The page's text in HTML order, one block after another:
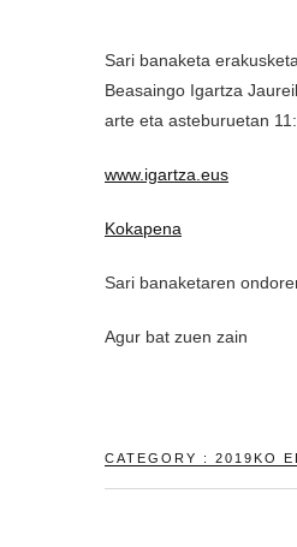
Sari banaketa
Beasaingo Igartza
arte eta asteburuetan
www.igartza.eus
Kokapena
Sari banaketaren
Agur bat zuen zain
CATEGORY : 2019KO